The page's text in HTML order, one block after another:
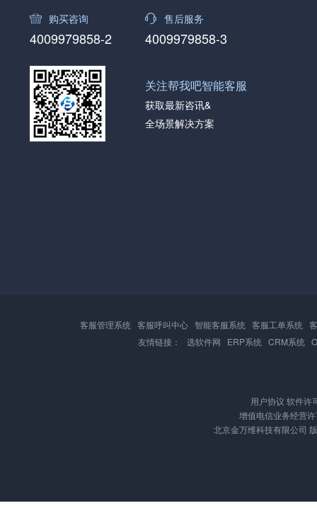
购买咨询
4009979858-2
售后服务
4009979858-3
关注帮我吧智能客服
获取最新咨讯&
全场景解决方案
客服管理系统 客服呼叫中心 智能客服系统 客服工单系统
友情链接：
选软件网 ERP系统 CRM系统
用户协议 软件许
增值电信业务经营
北京金万维科技有限公司